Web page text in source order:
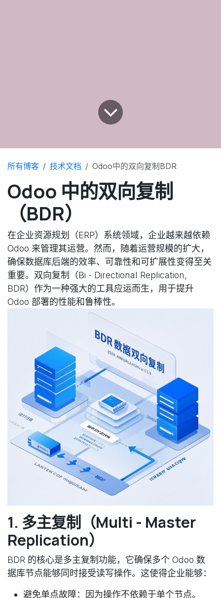
所有博客 技术文档 Odoo中的双向复制BDR
Odoo 中的双向复制
（BDR）
在企业资源规划（ERP）系统领域，企业越来越依赖
Odoo 来管理其运营。然而，随着运营规模的扩大，
确保数据库后端的效率、可靠性和可扩展性变得至关
重要。双向复制（Bi - Directional Replication,
BDR）作为一种强大的工具应运而生，用于提升
Odoo 部署的性能和鲁棒性。
1. 多主复制（Multi - Master
Replication）
BDR 的核心是多主复制功能，它确保多个 Odoo 数
据库节点能够同时接受读写操作。这使得企业能够：
避免单点故障：因为操作不依赖于单个节点。